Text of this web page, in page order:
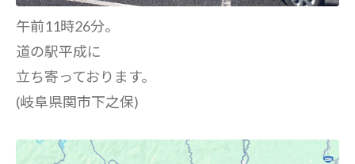
午前11時26分。
道の駅平成に
立ち寄っております。
(岐阜県関市下之保)